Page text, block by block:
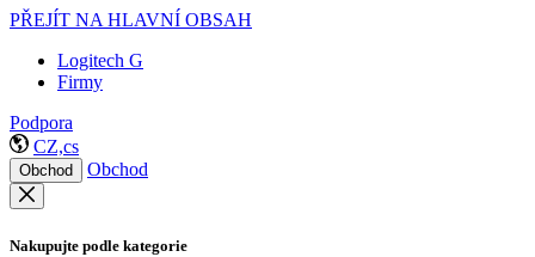
PŘEJÍT NA HLAVNÍ OBSAH
Logitech G
Firmy
Podpora
CZ,cs
Obchod Obchod
Nakupujte podle kategorie